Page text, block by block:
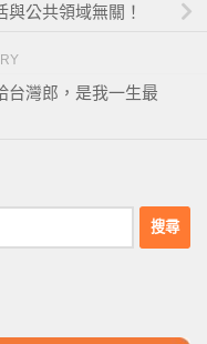
公共領域無關！
台灣郎，是我一生最